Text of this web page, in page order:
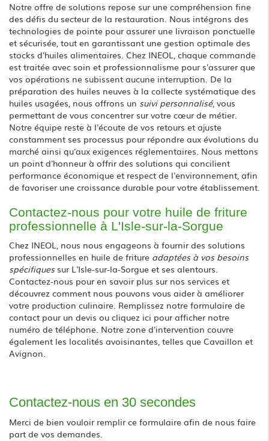
Notre offre de solutions repose sur une compréhension fine
des défis du secteur de la restauration. Nous intégrons des
technologies de pointe pour assurer une livraison ponctuelle
et sécurisée, tout en garantissant une gestion optimale des
stocks d'huiles alimentaires. Chez INEOL, chaque commande
est traitée avec soin et professionnalisme pour s'assurer que
vos opérations ne subissent aucune interruption. De la
préparation des huiles neuves à la collecte systématique des
huiles usagées, nous offrons un suivi personnalisé, vous
permettant de vous concentrer sur votre cœur de métier.
Notre équipe reste à l'écoute de vos retours et ajuste
constamment ses processus pour répondre aux évolutions du
marché ainsi qu'aux exigences réglementaires. Nous mettons
un point d'honneur à offrir des solutions qui concilient
performance économique et respect de l'environnement, afin
de favoriser une croissance durable pour votre établissement.
Contactez-nous pour votre huile de friture
professionnelle à L'Isle-sur-la-Sorgue
Chez INEOL, nous nous engageons à fournir des solutions
professionnelles en huile de friture adaptées à vos besoins
spécifiquessur L'Isle-sur-la-Sorgue et ses alentours.
Contactez-nous pour en savoir plus sur nos services et
découvrez comment nous pouvons vous aider à améliorer
votre production culinaire. Remplissez notre formulaire de
contact pour un devis ou cliquez ici pour afficher notre
numéro de téléphone. Notre zone d'intervention couvre
également les localités avoisinantes, telles que Cavaillon et
Avignon.
Contactez-nous en 30 secondes
Merci de bien vouloir remplir ce formulaire afin de nous faire
part de vos demandes.